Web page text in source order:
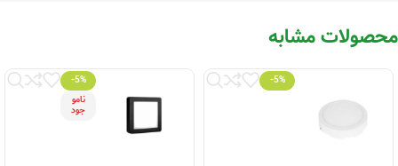
محصولات مشابه
-5%
-5%
نامو
جود